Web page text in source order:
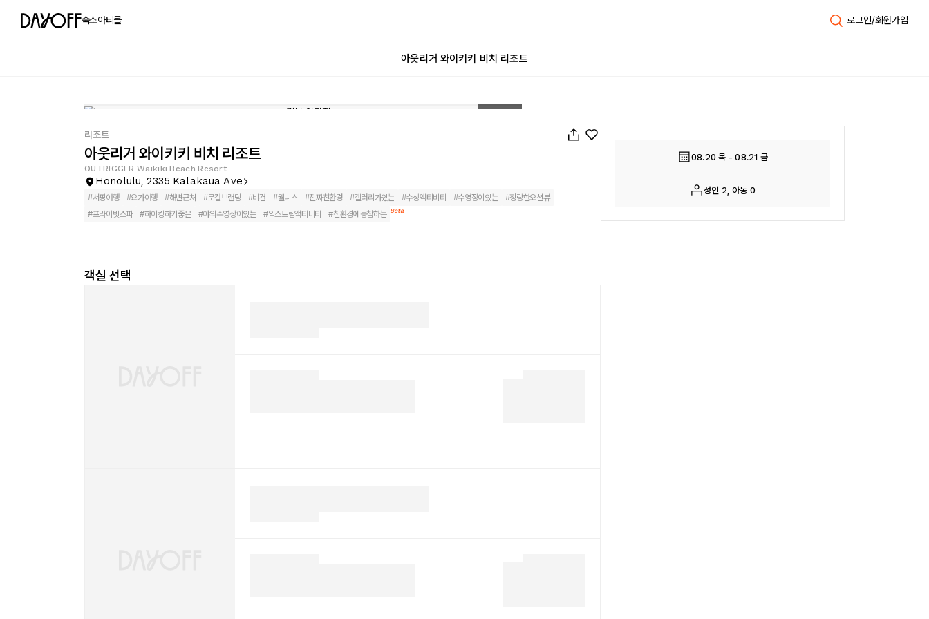
숙소아티클 로그인/회원가입
아웃리거 와이키키 비치 리조트
리조트
아웃리거 와이키키 비치 리조트
OUTRIGGER Waikiki Beach Resort
Honolulu, 2335 Kalakaua Ave
#서핑여행 #요가여행 #해변근처 #로컬브랜딩 #비건 #웰니스 #진짜친환경 #갤러리가있는 #수상액티비티 #수영장이있는 #청량한오션뷰
#프라이빗스파 #하이킹하기좋은 #야외수영장이있는 #익스트림액티비티 #친환경에동참하는 Beta
객실 선택
08.20 목 - 08.21 금
성인 2, 아동 0